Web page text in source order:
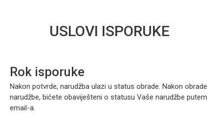
USLOVI ISPORUKE
Rok isporuke
Nakon potvrde, narudžba ulazi u status obrade. Nakon obrade
narudžbe, bićete obaviješteni o statusu Vaše narudžbe putem
email-a.